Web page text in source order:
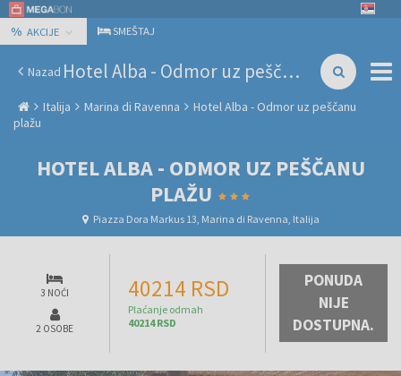
% AKCIJE SMEŠTAJ
Nazad Hotel Alba - Odmor uz peščanu plažu
Italija Marina di Ravenna
Hotel Alba - Odmor uz peščanu
plažu
HOTEL ALBA - ODMOR UZ PEŠČANU
PLAŽU
Piazza Dora Markus 13, Marina di Ravenna, Italija
3 NOĆI
2 OSOBE
40214 RSD
Plaćanje odmah
40214 RSD
PONUDA
NIJE
DOSTUPNA.